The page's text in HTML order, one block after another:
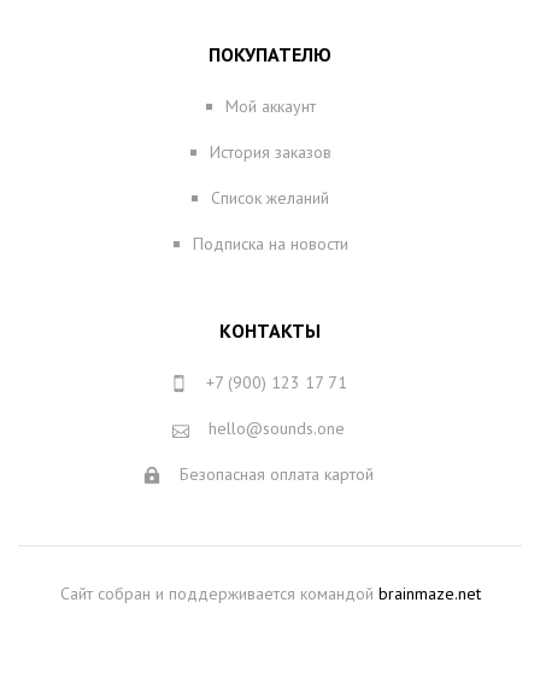
ПОКУПАТЕЛЮ
Мой аккаунт
История заказов
Список желаний
Подписка на новости
КОНТАКТЫ
+7 (900) 123 17 71
hello@sounds.one
Безопасная оплата картой
Сайт собран и поддерживается командой brainmaze.net